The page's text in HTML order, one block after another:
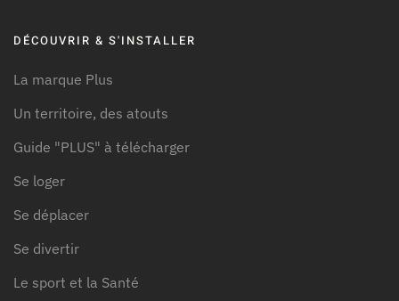
DÉCOUVRIR & S'INSTALLER
La marque Plus
Un territoire, des atouts
Guide "PLUS" à télécharger
Se loger
Se déplacer
Se divertir
Le sport et la Santé